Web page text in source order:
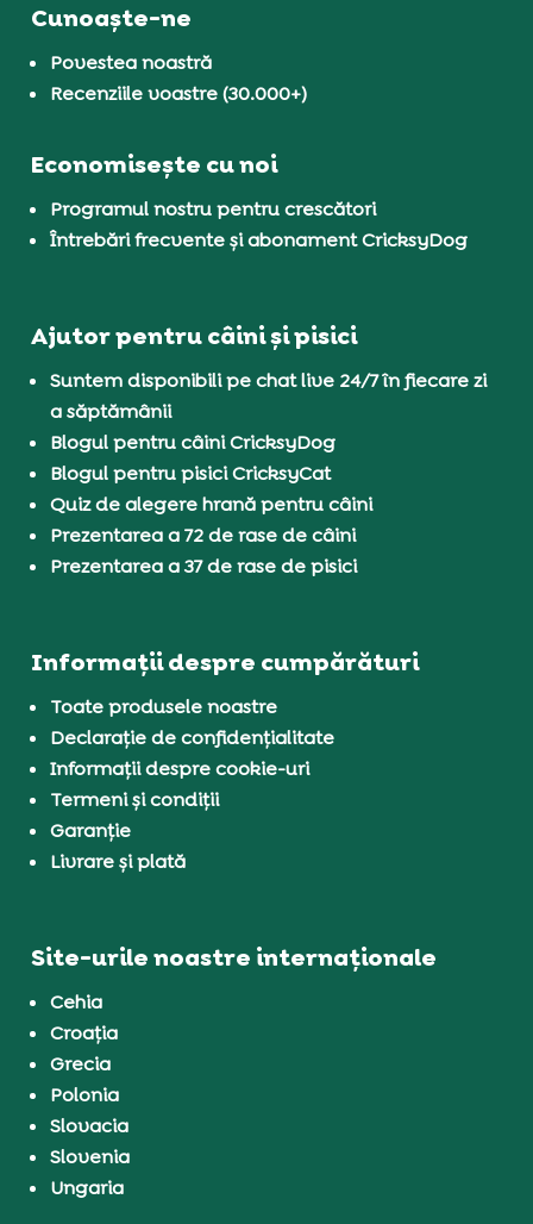
Cunoaște-ne
Povestea noastră
Recenziile voastre (30.000+)
Economisește cu noi
Programul nostru pentru crescători
Întrebări frecvente și abonament CricksyDog
Ajutor pentru câini și pisici
Suntem disponibili pe chat live 24/7 în fiecare zi
a săptămânii
Blogul pentru câini CricksyDog
Blogul pentru pisici CricksyCat
Quiz de alegere hrană pentru câini
Prezentarea a 72 de rase de câini
Prezentarea a 37 de rase de pisici
Informații despre cumpărături
Toate produsele noastre
Declarație de confidențialitate
Informații despre cookie-uri
Termeni și condiții
Garanție
Livrare și plată
Site-urile noastre internaționale
Cehia
Croația
Grecia
Polonia
Slovacia
Slovenia
Ungaria